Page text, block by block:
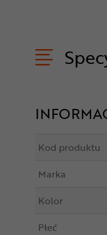
Kod produktu
Marka
Kolor
Płeć